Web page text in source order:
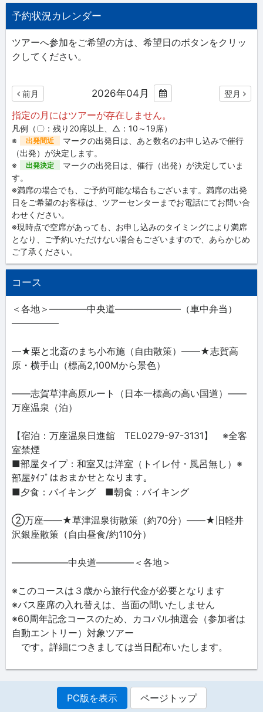
予約状況カレンダー
ツアーへ参加をご希望の方は、希望日のボタンをクリッ
クしてください。
前月 2026年04月 翌月
指定の月にはツアーが存在しません。
凡例（〇：残り20席以上、△：10～19席）
※
出発間近
マークの出発日は、あと数名のお申し込みで催行
（出発）が決定します。
※
出発決定
マークの出発日は、催行（出発）が決定していま
す。
※満席の場合でも、ご予約可能な場合もございます。満席の出発
日をご希望のお客様は、ツアーセンターまでお電話にてお問い合
わせください。
※現時点で空席があっても、お申し込みのタイミングにより満席
となり、ご予約いただけない場合もございますので、あらかじめ
ご了承ください。
コース
＜各地＞――――中央道―――――――（車中弁当）
―――――
―★栗と北斎のまち小布施（自由散策）――★志賀高
原・横手山（標高2,100Mから景色）
――志賀草津高原ルート（日本一標高の高い国道）――
万座温泉（泊）
【宿泊：万座温泉日進舘 TEL0279-97-3131】 ※全客
室禁煙
■部屋タイプ：和室又は洋室（トイレ付・風呂無し）※
部屋ﾀｲﾌﾟはおまかせとなります。
■夕食：バイキング ■朝食：バイキング
②万座――★草津温泉街散策（約70分）――★旧軽井
沢銀座散策（自由昼食/約110分）
――――――中央道――――＜各地＞
※このコースは３歳から旅行代金が必要となります
※バス座席の入れ替えは、当面の間いたしません
※60周年記念コースのため、カコパル抽選会（参加者は
自動エントリー）対象ツアー
です。詳細につきましては当日配布いたします。
PC版を表示 ページトップ